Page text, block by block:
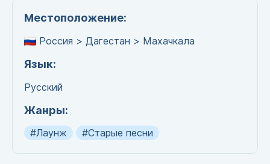
Местоположение:
Россия > Дагестан > Махачкала
Язык:
Русский
Жанры:
#Лаунж #Старые песни